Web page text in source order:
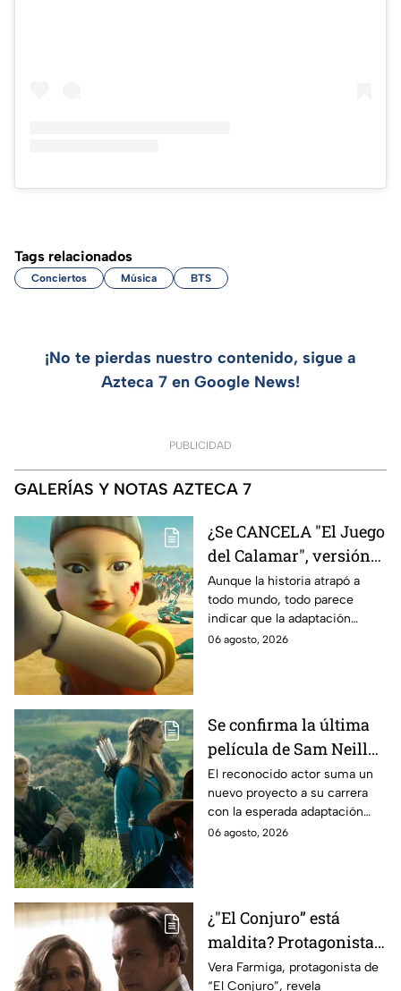
Tags relacionados
Conciertos Música BTS
¡No te pierdas nuestro contenido, sigue a
Azteca 7 en Google News!
PUBLICIDAD
GALERÍAS Y NOTAS AZTECA 7
¿Se CANCELA "El Juego
del Calamar", versión
Estados Unidos? Esto
es lo que se sabe al
momento
Aunque la historia atrapó a
todo mundo, todo parece
indicar que la adaptación
podría ser cancelada:
06 agosto, 2026
Se confirma la última
película de Sam Neill
antes de morir: esto es
lo que se sabe hasta
ahora
El reconocido actor suma un
nuevo proyecto a su carrera
con la esperada adaptación
cinematográfica del popular
06 agosto, 2026
¿"El Conjuro” está
maldita? Protagonista
revela INQUIETANTES
Vera Farmiga, protagonista de
“El Conjuro”, revela